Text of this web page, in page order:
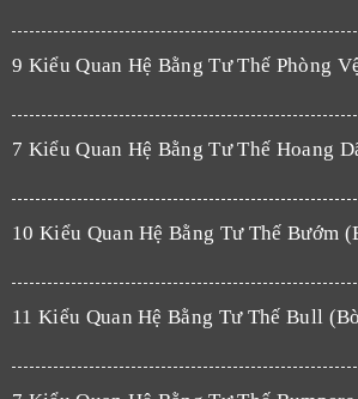
9 Kiểu Quan Hệ Bằng Tư Thế Phòng
7 Kiểu Quan Hệ Bằng Tư Thế Hoang
10 Kiểu Quan Hệ Bằng Tư Thế Bướm
11 Kiểu Quan Hệ Bằng Tư Thế Bull